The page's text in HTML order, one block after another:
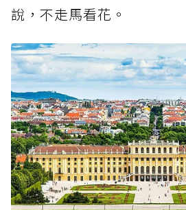
說，不走馬看花。